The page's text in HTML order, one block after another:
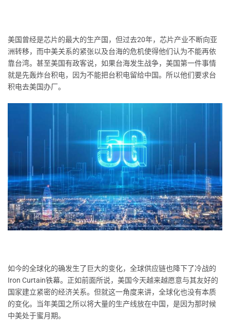
美国曾经是芯片的最大的生产国，但过去20年，芯片产业不断向亚
洲转移，而中美关系的紧张以及台海的危机使得他们认为不能再依
靠台湾。甚至美国有政客说，如果台海发生战争，美国第一件事情
就是先轰炸台积电，因为不能把台积电留给中国。所以他们要求台
积电去美国办厂。
如今的全球化的确发生了巨大的变化，全球供应链也降下了冷战的
Iron Curtain铁幕。正如前面所说，美国今天越来越愿意与其友好的
国家建立紧密的经济关系。但就这一角度来讲，全球化也没有本质
的变化。当年美国之所以将大量的生产线放在中国，是因为那时候
中美处于蜜月期。